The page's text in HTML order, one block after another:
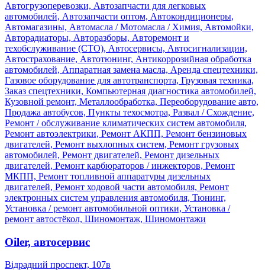
Автогрузоперевозки, Автозапчасти для легковых
автомобилей, Автозапчасти оптом, Автокондиционеры,
Автомагазины, Автомасла / Мотомасла / Химия, Автомойки,
Авторадиаторы, Авторазборы, Авторемонт и
техобслуживание (СТО), Автосервисы, Автосигнализации,
Автострахование, Автотюнинг, Антикоррозийная обработка
автомобилей, Аппаратная замена масла, Аренда спецтехники,
Газовое оборудование для автотранспорта, Грузовая техника,
Заказ спецтехники, Компьютерная диагностика автомобилей,
Кузовной ремонт, Металлообработка, Переоборудование авто,
Продажа автобусов, Пункты техосмотра, Развал / Схождение,
Ремонт / обслуживание климатических систем автомобиля,
Ремонт автоэлектрики, Ремонт АКПП, Ремонт бензиновых
двигателей, Ремонт выхлопных систем, Ремонт грузовых
автомобилей, Ремонт двигателей, Ремонт дизельных
двигателей, Ремонт карбюраторов / инжекторов, Ремонт
МКПП, Ремонт топливной аппаратуры дизельных
двигателей, Ремонт ходовой части автомобиля, Ремонт
электронных систем управления автомобиля, Тюнинг,
Установка / ремонт автомобильной оптики, Установка /
ремонт автостёкол, Шиномонтаж, Шиномонтажи
Oiler, автосервис
Відрадний проспект, 107в